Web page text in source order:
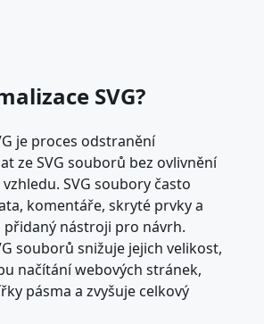
SVG?
je proces odstranění
ze SVG souborů bez ovlivnění
SVG soubory často
komentáře, skryté prvky a
přidaný nástroji pro návrh.
souborů snižuje jejich velikost,
načítání webových stránek,
pásma a zvyšuje celkový